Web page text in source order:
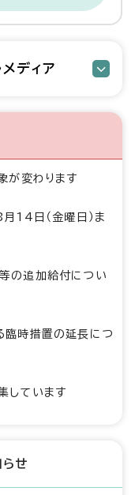
ディア
が変わります
14日（金曜日）ま
の追加給付につい
臨時措置の延長につ
しています
せ